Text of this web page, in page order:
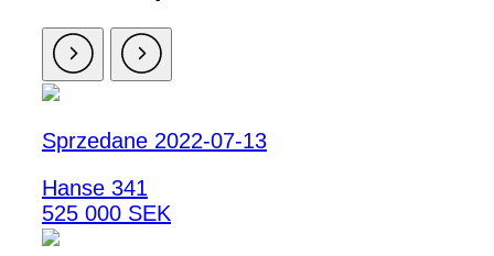
Sprzedane 2022-07-13
Hanse 341
525 000 SEK